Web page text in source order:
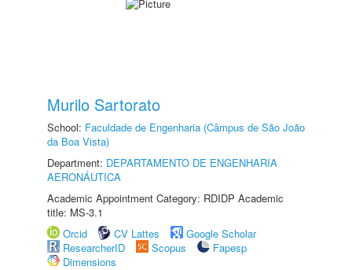
Murilo Sartorato
School: Faculdade de Engenharia (Câmpus de São João
da Boa Vista)
Department: DEPARTAMENTO DE ENGENHARIA
AERONÁUTICA
Academic Appointment Category: RDIDP Academic
title: MS-3.1
Orcid
CV Lattes
Google Scholar
ResearcherID
Scopus
Fapesp
Dimensions